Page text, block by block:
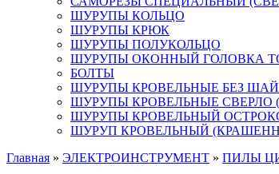
ШУРУПЫ КОЛЬЦО
ШУРУПЫ КРЮК
ШУРУПЫ ПОЛУКОЛЬЦО
ШУРУПЫ ОКОННЫЙ ГОЛОВКА
БОЛТЫ
ШУРУПЫ КРОВЕЛЬНЫЕ БЕЗ
ШУРУПЫ КРОВЕЛЬНЫЕ СВЕРЛО
ШУРУПЫ КРОВЕЛЬНЫЙ
ШУРУП КРОВЕЛЬНЫЙ
Главная » ЭЛЕКТРОИНСТРУМЕНТ » ПИЛЫ